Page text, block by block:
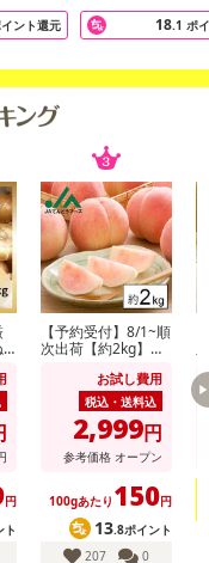
ント還元 18.1 ポ
円
ト
【予約受付】8/1~順
次出荷【約2kg】山
玉数おまかせ)※ご家
お試し費用
税込・送料込
2,999円
参考価格 オープン
100gあたり 150円
13.8ポイント
207
0